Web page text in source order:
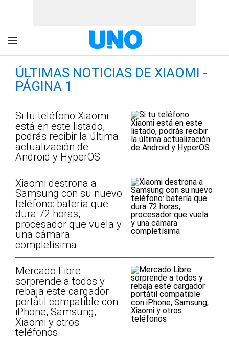
ÚLTIMAS NOTICIAS DE XIAOMI -
PÁGINA 1
Si tu teléfono Xiaomi
está en este listado,
podrás recibir la última
actualización de
Android y HyperOS
Xiaomi destrona a
Samsung con su nuevo
teléfono: batería que
dura 72 horas,
procesador que vuela y
una cámara
completísima
Mercado Libre
sorprende a todos y
rebaja este cargador
portátil compatible con
iPhone, Samsung,
Xiaomi y otros
teléfonos